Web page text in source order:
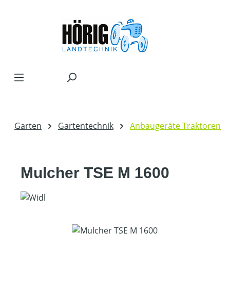
Garten Gartentechnik Anbaugeräte Traktoren
Mulcher TSE M 1600
Bildergalerie überspringen